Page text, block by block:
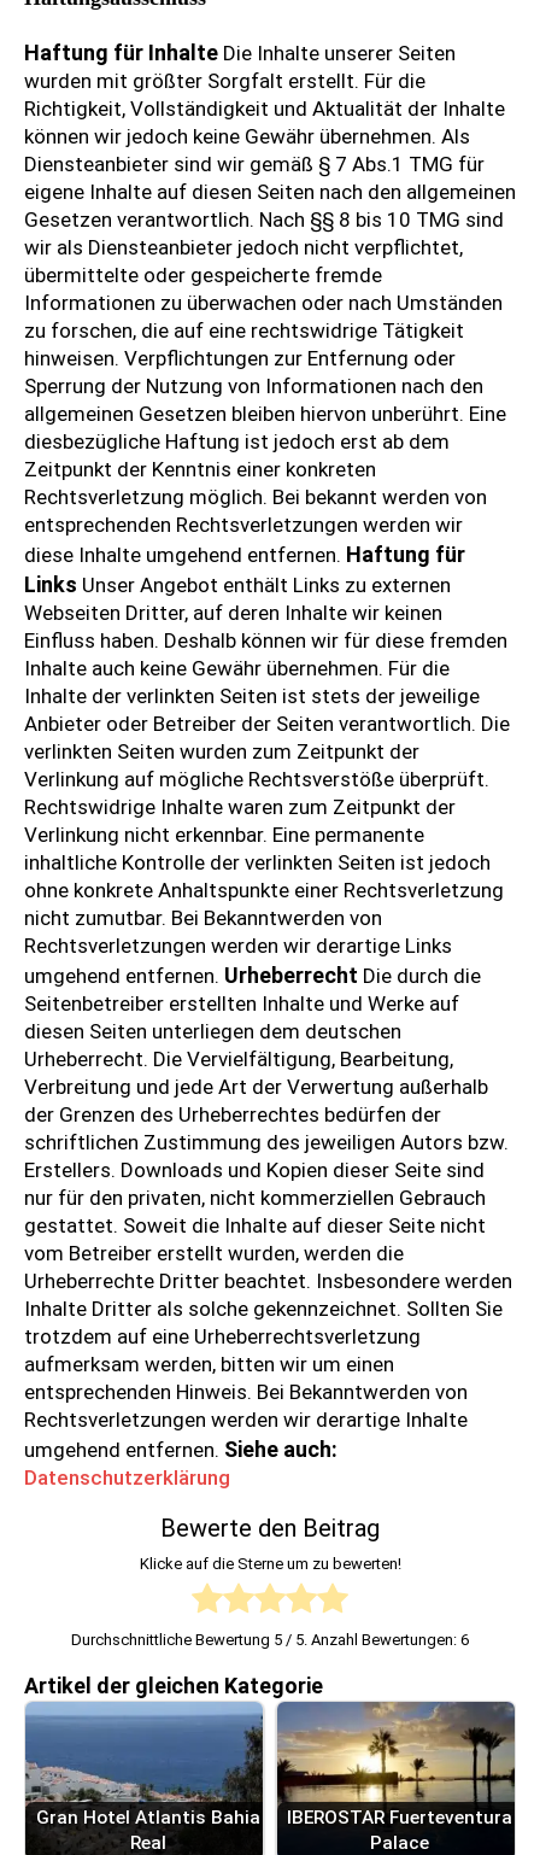
Haftung für Inhalte Die Inhalte unserer Seiten
wurden mit größter Sorgfalt erstellt. Für die
Richtigkeit, Vollständigkeit und Aktualität der Inhalte
können wir jedoch keine Gewähr übernehmen. Als
Diensteanbieter sind wir gemäß § 7 Abs.1 TMG für
eigene Inhalte auf diesen Seiten nach den allgemeinen
Gesetzen verantwortlich. Nach §§ 8 bis 10 TMG sind
wir als Diensteanbieter jedoch nicht verpflichtet,
übermittelte oder gespeicherte fremde
Informationen zu überwachen oder nach Umständen
zu forschen, die auf eine rechtswidrige Tätigkeit
hinweisen. Verpflichtungen zur Entfernung oder
Sperrung der Nutzung von Informationen nach den
allgemeinen Gesetzen bleiben hiervon unberührt. Eine
diesbezügliche Haftung ist jedoch erst ab dem
Zeitpunkt der Kenntnis einer konkreten
Rechtsverletzung möglich. Bei bekannt werden von
entsprechenden Rechtsverletzungen werden wir
diese Inhalte umgehend entfernen. Haftung für
Links Unser Angebot enthält Links zu externen
Webseiten Dritter, auf deren Inhalte wir keinen
Einfluss haben. Deshalb können wir für diese fremden
Inhalte auch keine Gewähr übernehmen. Für die
Inhalte der verlinkten Seiten ist stets der jeweilige
Anbieter oder Betreiber der Seiten verantwortlich. Die
verlinkten Seiten wurden zum Zeitpunkt der
Verlinkung auf mögliche Rechtsverstöße überprüft.
Rechtswidrige Inhalte waren zum Zeitpunkt der
Verlinkung nicht erkennbar. Eine permanente
inhaltliche Kontrolle der verlinkten Seiten ist jedoch
ohne konkrete Anhaltspunkte einer Rechtsverletzung
nicht zumutbar. Bei Bekanntwerden von
Rechtsverletzungen werden wir derartige Links
umgehend entfernen. Urheberrecht Die durch die
Seitenbetreiber erstellten Inhalte und Werke auf
diesen Seiten unterliegen dem deutschen
Urheberrecht. Die Vervielfältigung, Bearbeitung,
Verbreitung und jede Art der Verwertung außerhalb
der Grenzen des Urheberrechtes bedürfen der
schriftlichen Zustimmung des jeweiligen Autors bzw.
Erstellers. Downloads und Kopien dieser Seite sind
nur für den privaten, nicht kommerziellen Gebrauch
gestattet. Soweit die Inhalte auf dieser Seite nicht
vom Betreiber erstellt wurden, werden die
Urheberrechte Dritter beachtet. Insbesondere werden
Inhalte Dritter als solche gekennzeichnet. Sollten Sie
trotzdem auf eine Urheberrechtsverletzung
aufmerksam werden, bitten wir um einen
entsprechenden Hinweis. Bei Bekanntwerden von
Rechtsverletzungen werden wir derartige Inhalte
umgehend entfernen. Siehe auch:
Datenschutzerklärung
Bewerte den Beitrag
Klicke auf die Sterne um zu bewerten!
Durchschnittliche Bewertung 5 / 5. Anzahl Bewertungen: 6
Artikel der gleichen Kategorie
Gran Hotel Atlantis Bahia
Real
IBEROSTAR Fuerteventura
Palace